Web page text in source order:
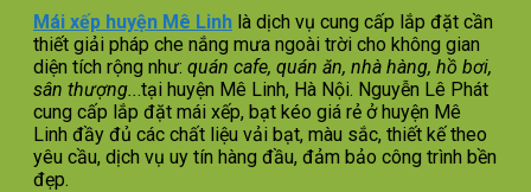
Mái xếp huyện Mê Linh là dịch vụ cung cấp lắp đặt cần
thiết giải pháp che nắng mưa ngoài trời cho không gian
diện tích rộng như: quán cafe, quán ăn, nhà hàng, hồ bơi,
sân thượng...tại huyện Mê Linh, Hà Nội. Nguyễn Lê Phát
cung cấp lắp đặt mái xếp, bạt kéo giá rẻ ở huyện Mê
Linh đầy đủ các chất liệu vải bạt, màu sắc, thiết kế theo
yêu cầu, dịch vụ uy tín hàng đầu, đảm bảo công trình bền
đẹp.